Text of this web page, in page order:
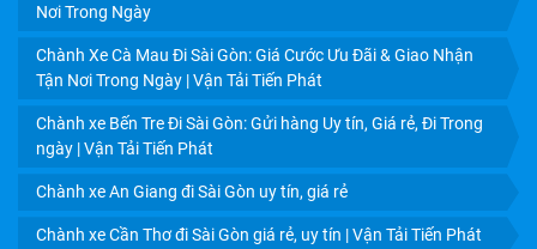
DỊCH VỤ VẬN CHUYỂN TRÁI CÂY MIỀN TÂY ĐI HCM: GIẢI
PHÁP BẢO VỆ GIÁ TRỊ NÔNG SẢN 24H
Nơi Trong Ngày
Chành Xe Cà Mau Đi Sài Gòn: Giá Cước Ưu Đãi & Giao Nhận
Tận Nơi Trong Ngày | Vận Tải Tiến Phát
Chành xe Bến Tre Đi Sài Gòn: Gửi hàng Uy tín, Giá rẻ, Đi Trong
ngày | Vận Tải Tiến Phát
Chành xe An Giang đi Sài Gòn uy tín, giá rẻ
Chành xe Cần Thơ đi Sài Gòn giá rẻ, uy tín | Vận Tải Tiến Phát